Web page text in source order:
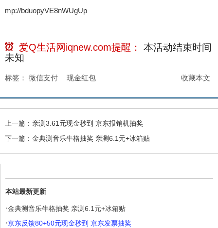
mp://bduopyVE8nWUgUp
爱Q生活网iqnew.com提醒：
本活动结束时间
未知
收藏本文
标签： 微信支付 现金红包
上一篇： 亲测3.61元现金秒到 京东报销机抽奖
下一篇： 金典测音乐牛格抽奖 亲测6.1元+冰箱贴
本站最新更新
·金典测音乐牛格抽奖 亲测6.1元+冰箱贴
·京东反馈80+50元现金秒到 京东发票抽奖